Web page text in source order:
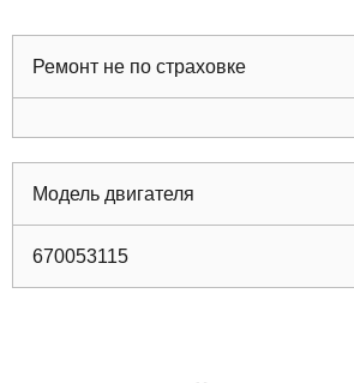
Ремонт не по страховке
Модель двигателя
670053115